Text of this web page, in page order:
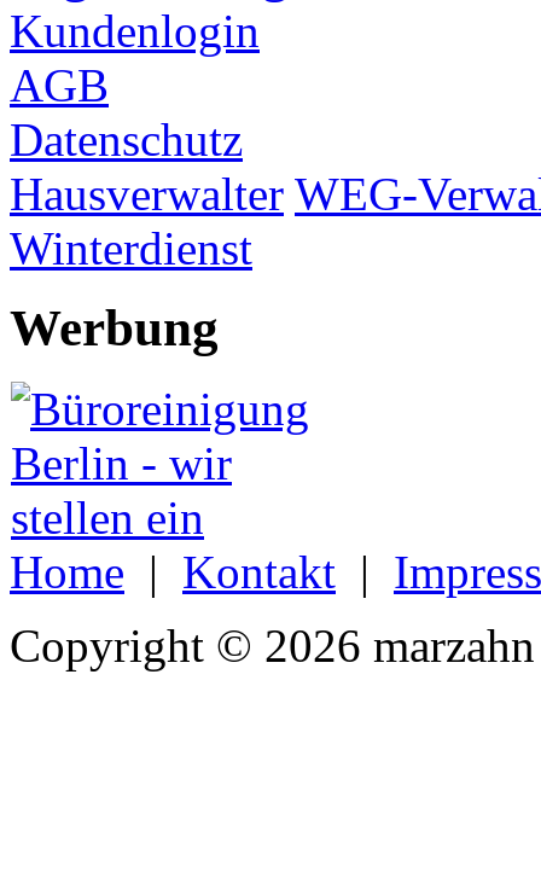
Kundenlogin
AGB
Datenschutz
Hausverwalter WEG-
Winterdienst
Werbung
Home | Kontakt |
Copyright © 2026